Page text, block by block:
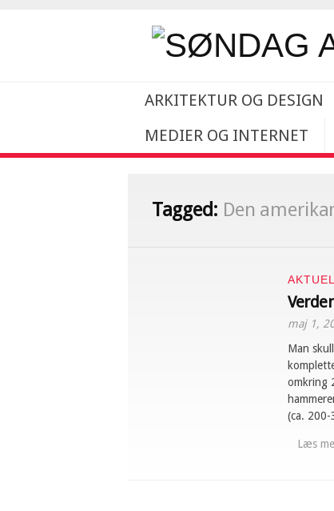
ARKITEKTUR OG DESIGN
MEDIER OG INTERNET
Tagged: Den
maj 1,
Man
omkring
(ca.
Læs